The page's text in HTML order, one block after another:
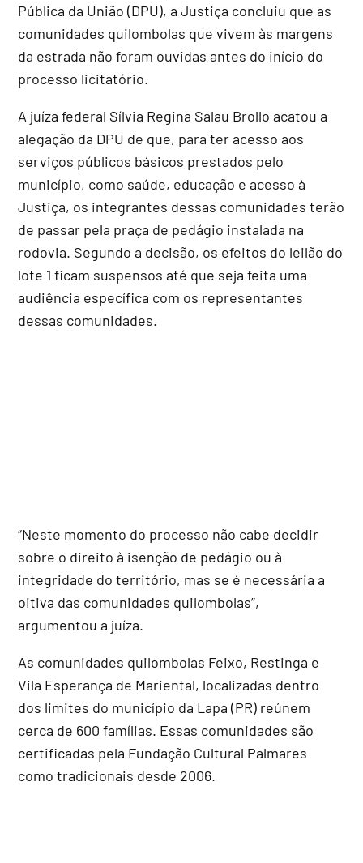
Pública da União (DPU), a Justiça concluiu que as
comunidades quilombolas que vivem às margens
da estrada não foram ouvidas antes do início do
processo licitatório.
A juíza federal Sílvia Regina Salau Brollo acatou a
alegação da DPU de que, para ter acesso aos
serviços públicos básicos prestados pelo
município, como saúde, educação e acesso à
Justiça, os integrantes dessas comunidades terão
de passar pela praça de pedágio instalada na
rodovia. Segundo a decisão, os efeitos do leilão do
lote 1 ficam suspensos até que seja feita uma
audiência específica com os representantes
dessas comunidades.
“Neste momento do processo não cabe decidir
sobre o direito à isenção de pedágio ou à
integridade do território, mas se é necessária a
oitiva das comunidades quilombolas”,
argumentou a juíza.
As comunidades quilombolas Feixo, Restinga e
Vila Esperança de Mariental, localizadas dentro
dos limites do município da Lapa (PR) reúnem
cerca de 600 famílias. Essas comunidades são
certificadas pela Fundação Cultural Palmares
como tradicionais desde 2006.